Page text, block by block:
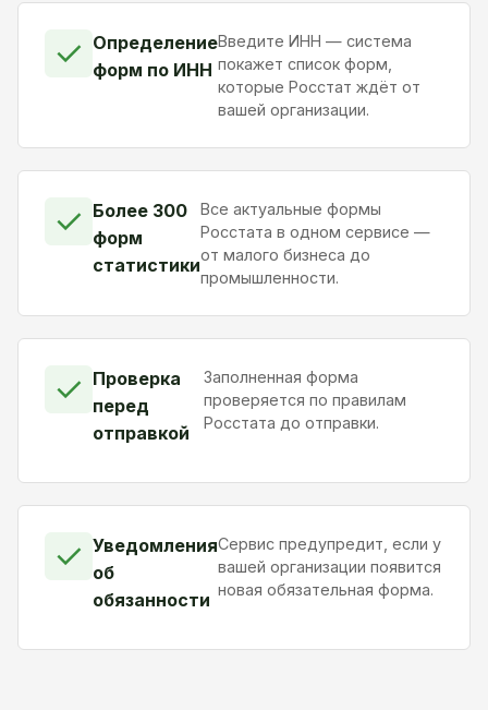
✓ Определение
форм по ИНН
Введите ИНН — система
покажет список форм,
которые Росстат ждёт от
вашей организации.
✓ Более 300
форм
статистики
Все актуальные формы
Росстата в одном сервисе —
от малого бизнеса до
промышленности.
✓ Проверка
перед
отправкой
Заполненная форма
проверяется по правилам
Росстата до отправки.
✓ Уведомления
об
обязанности
Сервис предупредит, если у
вашей организации появится
новая обязательная форма.